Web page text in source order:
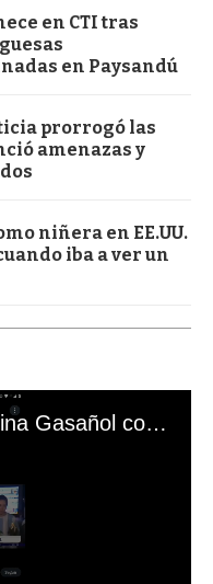
en CTI tras
en Paysandú
prorrogó las
amenazas y
niñera en EE.UU.
iba a ver un
El mal momento de Yanina Gasañol con un hincha argentino en "Subrayado"